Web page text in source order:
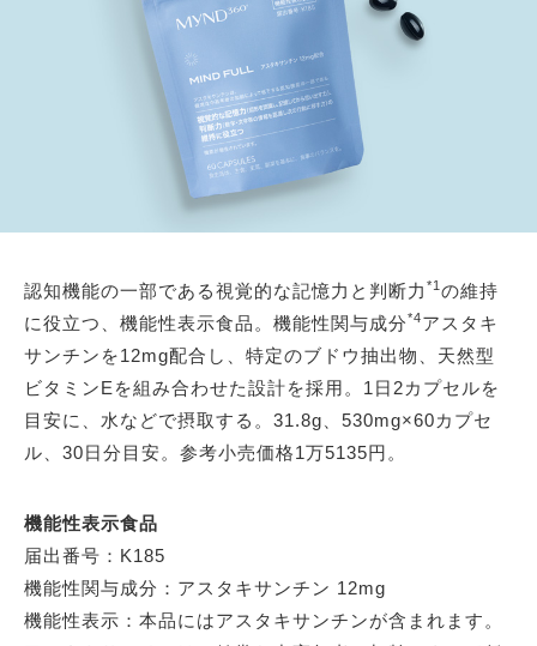
認知機能の一部である視覚的な記憶力と判断力 *1 の維持
に役立つ、機能性表示食品。機能性関与成分*4アスタキ
サンチンを12mg配合し、特定のブドウ抽出物、天然型
ビタミンEを組み合わせた設計を採用。1日2カプセルを
目安に、水などで摂取する。31.8g、530mg×60カプセ
ル、30日分目安。参考小売価格1万5135円。
機能性表示食品
届出番号：K185
機能性関与成分：アスタキサンチン 12mg
機能性表示：本品にはアスタキサンチンが含まれます。